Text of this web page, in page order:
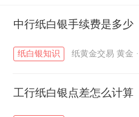
黄金T+D知识 / 粤贵银
中行纸白银手续费是多少
纸白银知识 纸黄金交易 黄金 ·
工行纸白银点差怎么计算